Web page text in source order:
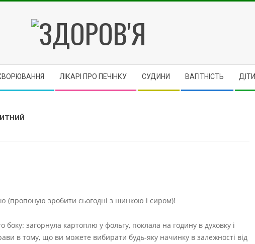
ЗДОРОВ'Я
ЛІКАРІ ПРО ПЕЧІНКУ CУДИНИ ВАГІТНІСТЬ ДІТИ
(пропоную зробити сьогодні з шинкою і сиром)!
загорнула картоплю у фольгу, поклала на годину в духовку і
в тому, що ви можете вибирати будь-яку начинку в залежності від